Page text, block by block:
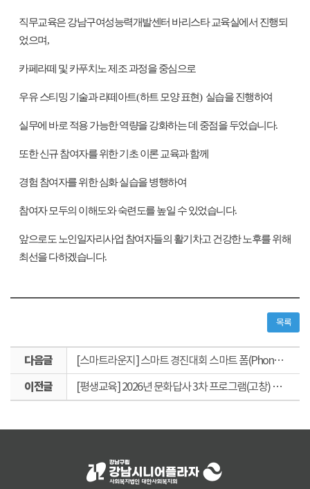
직무교육은 강남구여성능력개발센터 바리스타 교육실에서 진행되
었으며,
카페라떼 및 카푸치노 제조 과정을 중심으로
우유 스티밍 기술과 라떼아트(하트 모양 표현) 실습을 진행하여
실무에 바로 적용 가능한 역량을 강화하는 데 중점을 두었습니다.
또한 신규 참여자를 위한 기초 이론 교육과 함께
경험 참여자를 위한 심화 실습을 병행하여
참여자 모두의 이해도와 숙련도를 높일 수 있었습니다.
앞으로도 노인일자리사업 참여자들의 활기차고 건강한 노후를 위해
최선을 다하겠습니다.
목록
[스마트라운지] 스마트 경진대회 스마트 폼(Phone) 나는 청춘 진행
[평생교육] 2026년 문화답사 3차 프로그램(고창) 실시